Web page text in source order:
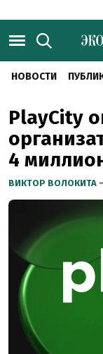
НОВОСТИ
PlayCity
4
ВИКТОР ВОЛОКИТА